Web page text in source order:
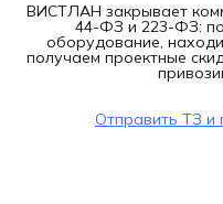
ВИСТЛАН закрывает
44-ФЗ и 223-ФЗ:
оборудование,
получаем проектные
Отправить ТЗ и